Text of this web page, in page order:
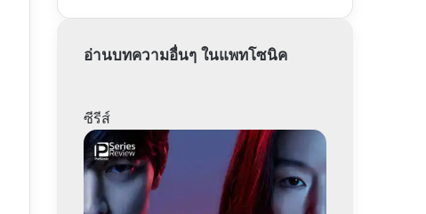
อ่านบทความอื่นๆ ในแพทโซนิค
ซีรีส์